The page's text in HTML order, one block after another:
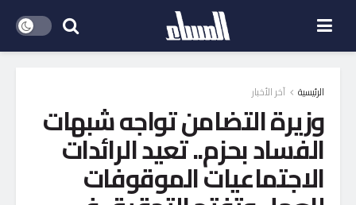
الرئيسية آخر الأخبار
وزيرة التضامن تواجه شبهات
الفساد بحزم.. تعيد الرائدات
الاجتماعيات الموقوفات